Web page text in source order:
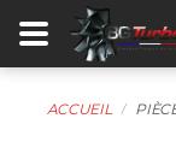
ACCUEIL